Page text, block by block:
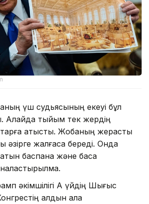
үш судьясының екеуі бұл
Алайда тыйым тек жердің
қатысты. Жобаның жерасты
әзірге жалғаса береді. Онда
баспана және басқа
әкімшілігі Ақ үйдің Шығыс
алдын ала